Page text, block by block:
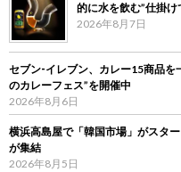
的に水を飲む”仕掛
2026年8月7日
セブン‐イレブン、カレー15商品
のカレーフェス”を開催中
2026年8月6日
横浜高島屋で「韓国市場」がスタ
が集結
2026年8月5日